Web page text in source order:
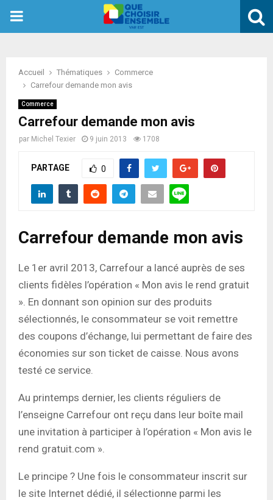
PRIMARY
Accueil Thématiques
Commerce
Carrefour demande mon avis
Commerce
Carrefour demande mon avis
par Michel Texier 9 juin 2013 1708
PARTAGE 0
Carrefour demande mon avis
Le 1er avril 2013, Carrefour a lancé auprès de ses
clients fidèles l’opération « Mon avis le rend gratuit
». En donnant son opinion sur des produits
sélectionnés, le consommateur se voit remettre
des coupons d’échange, lui permettant de faire des
économies sur son ticket de caisse. Nous avons
testé ce service.
Au printemps dernier, les clients réguliers de
l’enseigne Carrefour ont reçu dans leur boîte mail
une invitation à participer à l’opération « Mon avis le
rend gratuit.com ».
Le principe ? Une fois le consommateur inscrit sur
le site Internet dédié, il sélectionne parmi les